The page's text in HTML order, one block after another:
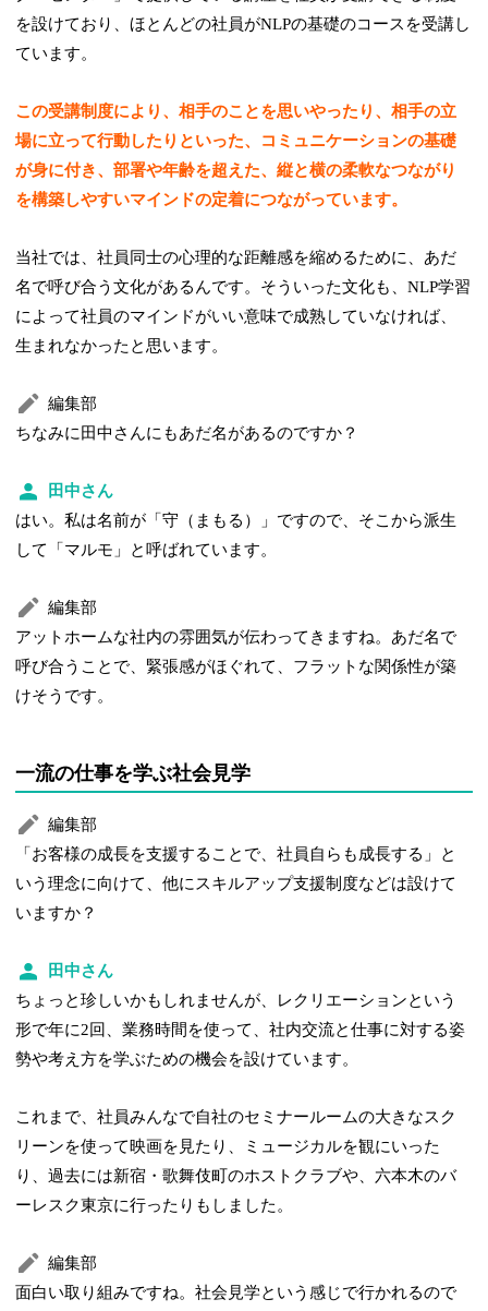
を設けており、ほとんどの社員がNLPの基礎のコースを受講し
ています。
この受講制度により、相手のことを思いやったり、相手の立
場に立って行動したりといった、コミュニケーションの基礎
が身に付き、部署や年齢を超えた、縦と横の柔軟なつながり
を構築しやすいマインドの定着につながっています。
当社では、社員同士の心理的な距離感を縮めるために、あだ
名で呼び合う文化があるんです。そういった文化も、NLP学習
によって社員のマインドがいい意味で成熟していなければ、
生まれなかったと思います。
編集部
ちなみに田中さんにもあだ名があるのですか？
田中さん
はい。私は名前が「守（まもる）」ですので、そこから派生
して「マルモ」と呼ばれています。
編集部
アットホームな社内の雰囲気が伝わってきますね。あだ名で
呼び合うことで、緊張感がほぐれて、フラットな関係性が築
けそうです。
一流の仕事を学ぶ社会見学
編集部
「お客様の成長を支援することで、社員自らも成長する」と
いう理念に向けて、他にスキルアップ支援制度などは設けて
いますか？
田中さん
ちょっと珍しいかもしれませんが、レクリエーションという
形で年に2回、業務時間を使って、社内交流と仕事に対する姿
勢や考え方を学ぶための機会を設けています。
これまで、社員みんなで自社のセミナールームの大きなスク
リーンを使って映画を見たり、ミュージカルを観にいった
り、過去には新宿・歌舞伎町のホストクラブや、六本木のバ
ーレスク東京に行ったりもしました。
編集部
面白い取り組みですね。社会見学という感じで行かれるので